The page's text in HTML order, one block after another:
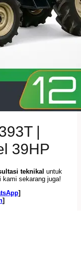
|
39HP
teknikal untuk
kami sekarang juga!
]
]